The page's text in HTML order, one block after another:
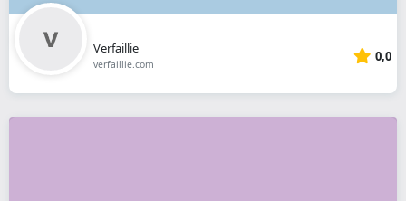
Verfaillie
verfaillie.com 0,0